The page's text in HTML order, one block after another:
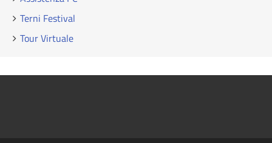
Terni Festival
Tour Virtuale